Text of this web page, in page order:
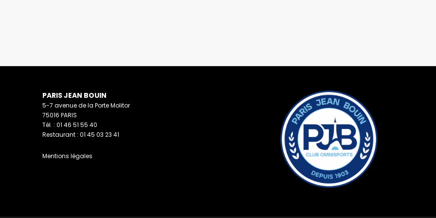
PARIS JEAN BOUIN
5-7 avenue de la Porte Molitor
75016 PARIS
Tél. : 01 46 51 55 40
Restaurant : 01 45 03 23 41
Mentions légales